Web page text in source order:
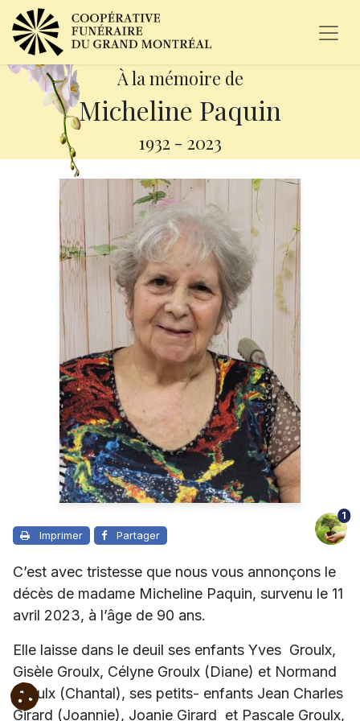
À la mémoire de
Micheline Paquin
1932 - 2023
Imprimer Partager
1
C’est avec tristesse que nous vous annonçons le
décès de madame Micheline Paquin, survenu le 11
avril 2023, à l’âge de 90 ans.
Elle laisse dans le deuil ses enfants Yves Groulx,
Gisèle Groulx, Célyne Groulx (Diane) et Normand
Groulx (Chantal), ses petits- enfants Jean Charles
Girard (Joannie), Joanie Girard et Pascale Groulx,